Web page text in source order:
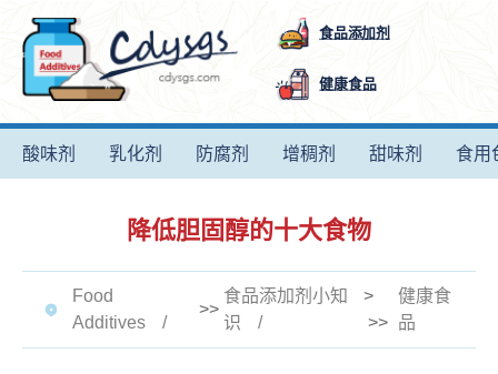
食品添加剂
健康食品
酸味剂 乳化剂 防腐剂 增稠剂 甜味剂 食用
降低胆固醇的十大食物
Food
Additives
>>
食品添加剂小知
识
>
>>
健康食
品